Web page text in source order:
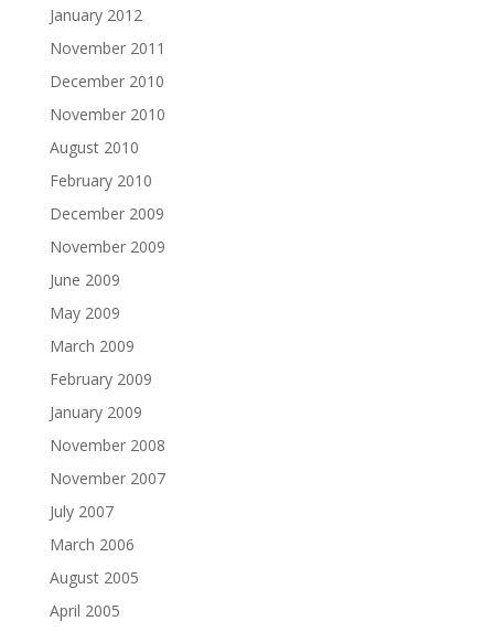
January 2012
November 2011
December 2010
November 2010
August 2010
February 2010
December 2009
November 2009
June 2009
May 2009
March 2009
February 2009
January 2009
November 2008
November 2007
July 2007
March 2006
August 2005
April 2005